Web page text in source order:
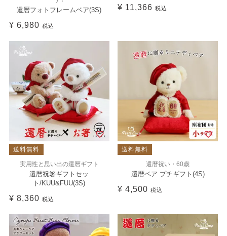
還暦フォトフレームベア(3S)
¥ 6,980 税込
¥ 11,366 税込
送料無料
実用性と思い出の還暦ギフト
還暦祝箸ギフトセッ
ト/KUU&FUU(3S)
¥ 8,360 税込
送料無料
還暦祝い・60歳
還暦ベア プチギフト(4S)
¥ 4,500 税込